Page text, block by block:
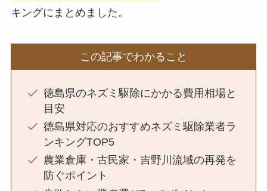
キングにまとめました。
この記事でわかること
徳島県のネズミ駆除にかかる費用相場と
目安
徳島県対応のおすすめネズミ駆除業者ラ
ンキングTOP5
農業倉庫・古民家・吉野川流域の再発を
防ぐポイント